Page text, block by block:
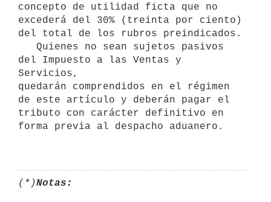
concepto de utilidad ficta que no
excederá del 30% (treinta por ciento)
del total de los rubros preindicados.
del Impuesto a las Ventas y
Servicios,
quedarán comprendidos en el régimen
de este artículo y deberán pagar el
tributo con carácter definitivo en
forma previa al despacho aduanero.
(*)Notas: